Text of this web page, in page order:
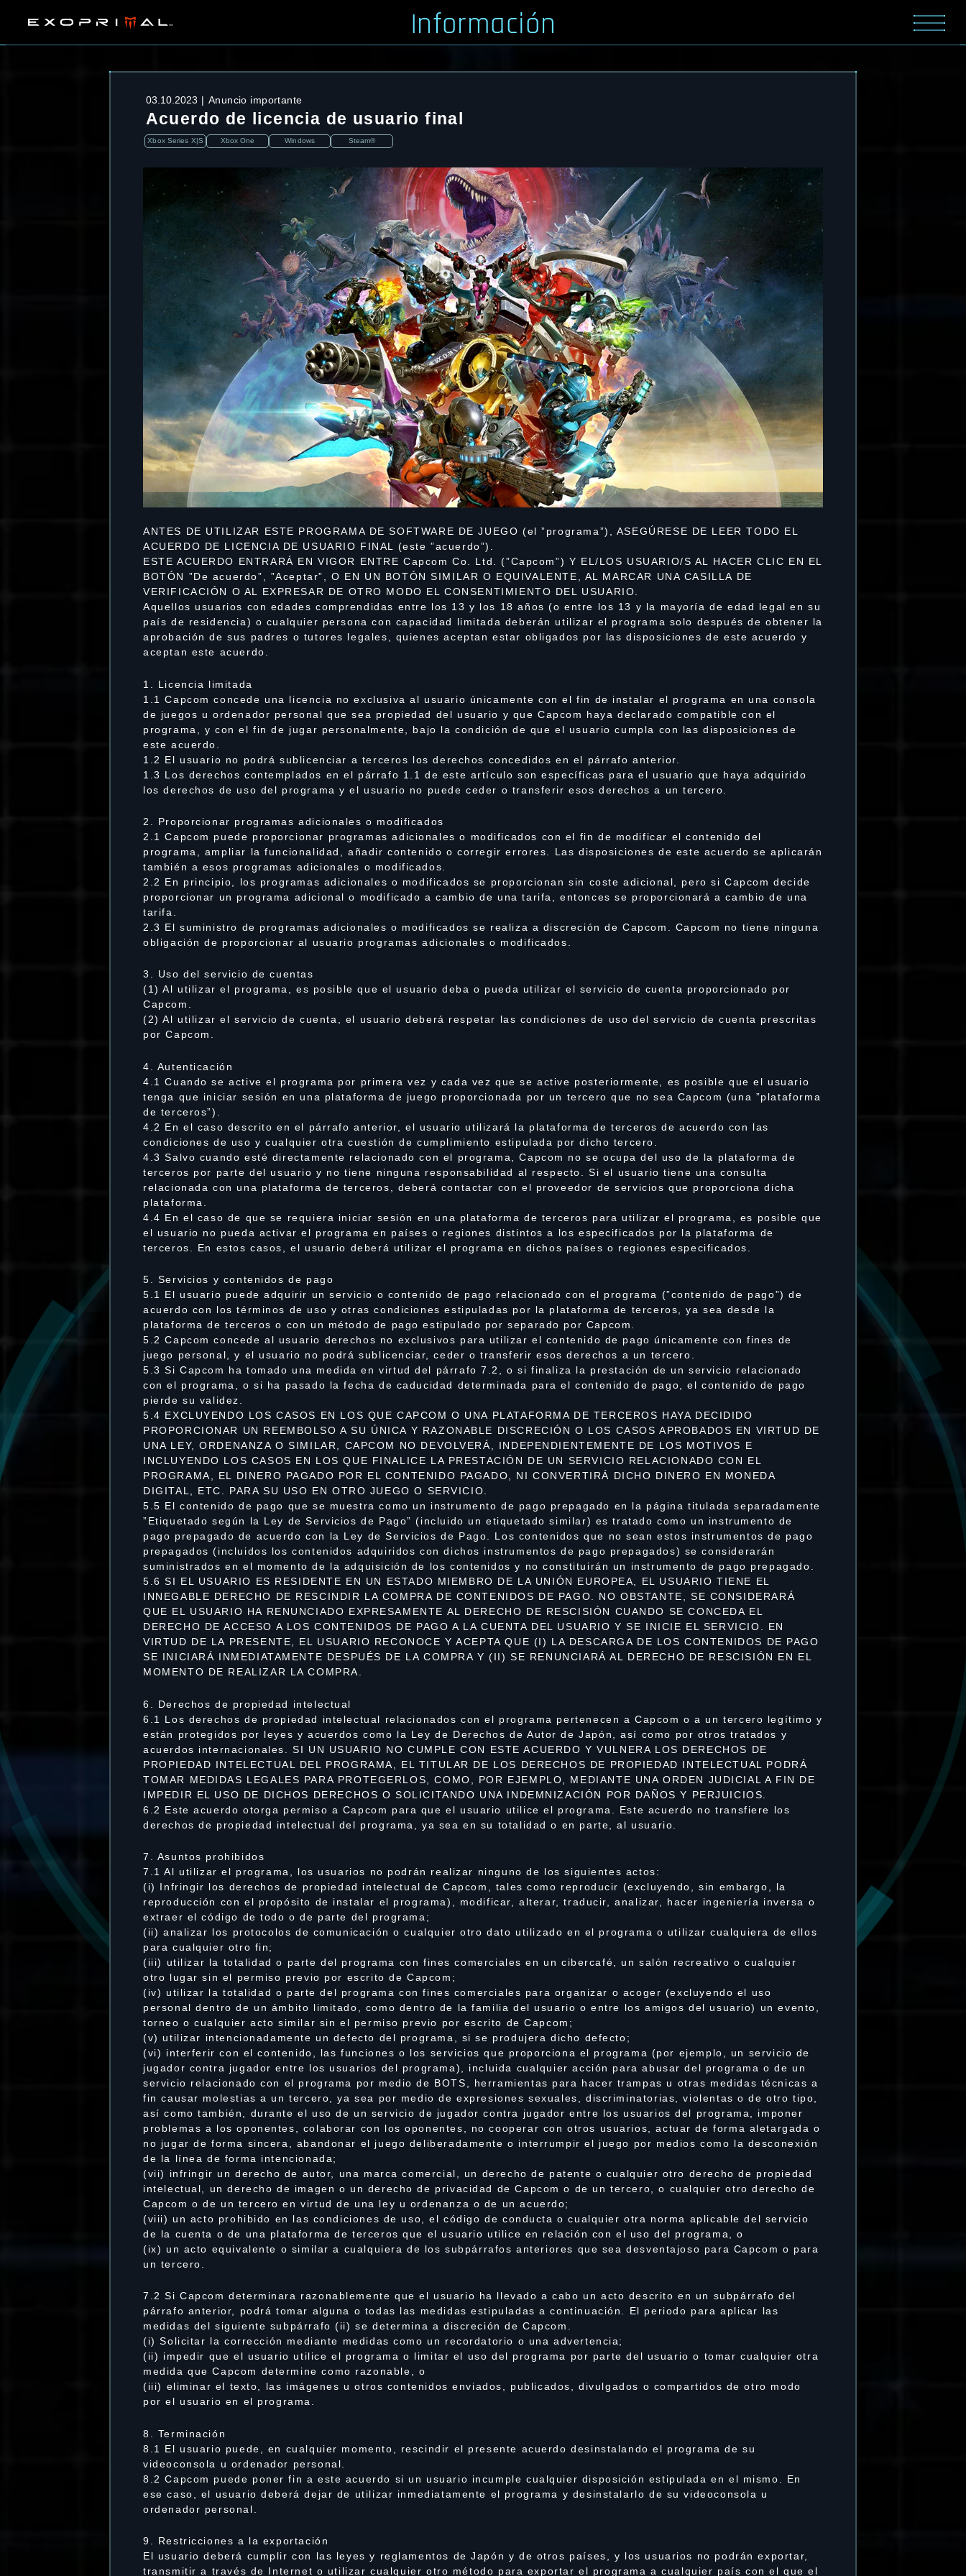
Información
03.10.2023 Anuncio importante
Acuerdo de licencia de usuario final
Xbox Series X|S Xbox One Windows Steam®
ANTES DE UTILIZAR ESTE PROGRAMA DE SOFTWARE DE JUEGO (el ”programa”), ASEGÚRESE DE LEER TODO EL
ACUERDO DE LICENCIA DE USUARIO FINAL (este ”acuerdo”).
ESTE ACUERDO ENTRARÁ EN VIGOR ENTRE Capcom Co. Ltd. (”Capcom”) Y EL/LOS USUARIO/S AL HACER CLIC EN EL
BOTÓN ”De acuerdo”, ”Aceptar”, O EN UN BOTÓN SIMILAR O EQUIVALENTE, AL MARCAR UNA CASILLA DE
VERIFICACIÓN O AL EXPRESAR DE OTRO MODO EL CONSENTIMIENTO DEL USUARIO.
Aquellos usuarios con edades comprendidas entre los 13 y los 18 años (o entre los 13 y la mayoría de edad legal en su
país de residencia) o cualquier persona con capacidad limitada deberán utilizar el programa solo después de obtener la
aprobación de sus padres o tutores legales, quienes aceptan estar obligados por las disposiciones de este acuerdo y
aceptan este acuerdo.
1. Licencia limitada
1.1 Capcom concede una licencia no exclusiva al usuario únicamente con el fin de instalar el programa en una consola
de juegos u ordenador personal que sea propiedad del usuario y que Capcom haya declarado compatible con el
programa, y con el fin de jugar personalmente, bajo la condición de que el usuario cumpla con las disposiciones de
este acuerdo.
1.2 El usuario no podrá sublicenciar a terceros los derechos concedidos en el párrafo anterior.
1.3 Los derechos contemplados en el párrafo 1.1 de este artículo son específicas para el usuario que haya adquirido
los derechos de uso del programa y el usuario no puede ceder o transferir esos derechos a un tercero.
2. Proporcionar programas adicionales o modificados
2.1 Capcom puede proporcionar programas adicionales o modificados con el fin de modificar el contenido del
programa, ampliar la funcionalidad, añadir contenido o corregir errores. Las disposiciones de este acuerdo se aplicarán
también a esos programas adicionales o modificados.
2.2 En principio, los programas adicionales o modificados se proporcionan sin coste adicional, pero si Capcom decide
proporcionar un programa adicional o modificado a cambio de una tarifa, entonces se proporcionará a cambio de una
tarifa.
2.3 El suministro de programas adicionales o modificados se realiza a discreción de Capcom. Capcom no tiene ninguna
obligación de proporcionar al usuario programas adicionales o modificados.
3. Uso del servicio de cuentas
(1) Al utilizar el programa, es posible que el usuario deba o pueda utilizar el servicio de cuenta proporcionado por
Capcom.
(2) Al utilizar el servicio de cuenta, el usuario deberá respetar las condiciones de uso del servicio de cuenta prescritas
por Capcom.
4. Autenticación
4.1 Cuando se active el programa por primera vez y cada vez que se active posteriormente, es posible que el usuario
tenga que iniciar sesión en una plataforma de juego proporcionada por un tercero que no sea Capcom (una ”plataforma
de terceros”).
4.2 En el caso descrito en el párrafo anterior, el usuario utilizará la plataforma de terceros de acuerdo con las
condiciones de uso y cualquier otra cuestión de cumplimiento estipulada por dicho tercero.
4.3 Salvo cuando esté directamente relacionado con el programa, Capcom no se ocupa del uso de la plataforma de
terceros por parte del usuario y no tiene ninguna responsabilidad al respecto. Si el usuario tiene una consulta
relacionada con una plataforma de terceros, deberá contactar con el proveedor de servicios que proporciona dicha
plataforma.
4.4 En el caso de que se requiera iniciar sesión en una plataforma de terceros para utilizar el programa, es posible que
el usuario no pueda activar el programa en países o regiones distintos a los especificados por la plataforma de
terceros. En estos casos, el usuario deberá utilizar el programa en dichos países o regiones especificados.
5. Servicios y contenidos de pago
5.1 El usuario puede adquirir un servicio o contenido de pago relacionado con el programa (”contenido de pago”) de
acuerdo con los términos de uso y otras condiciones estipuladas por la plataforma de terceros, ya sea desde la
plataforma de terceros o con un método de pago estipulado por separado por Capcom.
5.2 Capcom concede al usuario derechos no exclusivos para utilizar el contenido de pago únicamente con fines de
juego personal, y el usuario no podrá sublicenciar, ceder o transferir esos derechos a un tercero.
5.3 Si Capcom ha tomado una medida en virtud del párrafo 7.2, o si finaliza la prestación de un servicio relacionado
con el programa, o si ha pasado la fecha de caducidad determinada para el contenido de pago, el contenido de pago
pierde su validez.
5.4 EXCLUYENDO LOS CASOS EN LOS QUE CAPCOM O UNA PLATAFORMA DE TERCEROS HAYA DECIDIDO
PROPORCIONAR UN REEMBOLSO A SU ÚNICA Y RAZONABLE DISCRECIÓN O LOS CASOS APROBADOS EN VIRTUD DE
UNA LEY, ORDENANZA O SIMILAR, CAPCOM NO DEVOLVERÁ, INDEPENDIENTEMENTE DE LOS MOTIVOS E
INCLUYENDO LOS CASOS EN LOS QUE FINALICE LA PRESTACIÓN DE UN SERVICIO RELACIONADO CON EL
PROGRAMA, EL DINERO PAGADO POR EL CONTENIDO PAGADO, NI CONVERTIRÁ DICHO DINERO EN MONEDA
DIGITAL, ETC. PARA SU USO EN OTRO JUEGO O SERVICIO.
5.5 El contenido de pago que se muestra como un instrumento de pago prepagado en la página titulada separadamente
”Etiquetado según la Ley de Servicios de Pago” (incluido un etiquetado similar) es tratado como un instrumento de
pago prepagado de acuerdo con la Ley de Servicios de Pago. Los contenidos que no sean estos instrumentos de pago
prepagados (incluidos los contenidos adquiridos con dichos instrumentos de pago prepagados) se considerarán
suministrados en el momento de la adquisición de los contenidos y no constituirán un instrumento de pago prepagado.
5.6 SI EL USUARIO ES RESIDENTE EN UN ESTADO MIEMBRO DE LA UNIÓN EUROPEA, EL USUARIO TIENE EL
INNEGABLE DERECHO DE RESCINDIR LA COMPRA DE CONTENIDOS DE PAGO. NO OBSTANTE, SE CONSIDERARÁ
QUE EL USUARIO HA RENUNCIADO EXPRESAMENTE AL DERECHO DE RESCISIÓN CUANDO SE CONCEDA EL
DERECHO DE ACCESO A LOS CONTENIDOS DE PAGO A LA CUENTA DEL USUARIO Y SE INICIE EL SERVICIO. EN
VIRTUD DE LA PRESENTE, EL USUARIO RECONOCE Y ACEPTA QUE (I) LA DESCARGA DE LOS CONTENIDOS DE PAGO
SE INICIARÁ INMEDIATAMENTE DESPUÉS DE LA COMPRA Y (II) SE RENUNCIARÁ AL DERECHO DE RESCISIÓN EN EL
MOMENTO DE REALIZAR LA COMPRA.
6. Derechos de propiedad intelectual
6.1 Los derechos de propiedad intelectual relacionados con el programa pertenecen a Capcom o a un tercero legítimo y
están protegidos por leyes y acuerdos como la Ley de Derechos de Autor de Japón, así como por otros tratados y
acuerdos internacionales. SI UN USUARIO NO CUMPLE CON ESTE ACUERDO Y VULNERA LOS DERECHOS DE
PROPIEDAD INTELECTUAL DEL PROGRAMA, EL TITULAR DE LOS DERECHOS DE PROPIEDAD INTELECTUAL PODRÁ
TOMAR MEDIDAS LEGALES PARA PROTEGERLOS, COMO, POR EJEMPLO, MEDIANTE UNA ORDEN JUDICIAL A FIN DE
IMPEDIR EL USO DE DICHOS DERECHOS O SOLICITANDO UNA INDEMNIZACIÓN POR DAÑOS Y PERJUICIOS.
6.2 Este acuerdo otorga permiso a Capcom para que el usuario utilice el programa. Este acuerdo no transfiere los
derechos de propiedad intelectual del programa, ya sea en su totalidad o en parte, al usuario.
7. Asuntos prohibidos
7.1 Al utilizar el programa, los usuarios no podrán realizar ninguno de los siguientes actos:
(i) Infringir los derechos de propiedad intelectual de Capcom, tales como reproducir (excluyendo, sin embargo, la
reproducción con el propósito de instalar el programa), modificar, alterar, traducir, analizar, hacer ingeniería inversa o
extraer el código de todo o de parte del programa;
(ii) analizar los protocolos de comunicación o cualquier otro dato utilizado en el programa o utilizar cualquiera de ellos
para cualquier otro fin;
(iii) utilizar la totalidad o parte del programa con fines comerciales en un cibercafé, un salón recreativo o cualquier
otro lugar sin el permiso previo por escrito de Capcom;
(iv) utilizar la totalidad o parte del programa con fines comerciales para organizar o acoger (excluyendo el uso
personal dentro de un ámbito limitado, como dentro de la familia del usuario o entre los amigos del usuario) un evento,
torneo o cualquier acto similar sin el permiso previo por escrito de Capcom;
(v) utilizar intencionadamente un defecto del programa, si se produjera dicho defecto;
(vi) interferir con el contenido, las funciones o los servicios que proporciona el programa (por ejemplo, un servicio de
jugador contra jugador entre los usuarios del programa), incluida cualquier acción para abusar del programa o de un
servicio relacionado con el programa por medio de BOTS, herramientas para hacer trampas u otras medidas técnicas a
fin causar molestias a un tercero, ya sea por medio de expresiones sexuales, discriminatorias, violentas o de otro tipo,
así como también, durante el uso de un servicio de jugador contra jugador entre los usuarios del programa, imponer
problemas a los oponentes, colaborar con los oponentes, no cooperar con otros usuarios, actuar de forma aletargada o
no jugar de forma sincera, abandonar el juego deliberadamente o interrumpir el juego por medios como la desconexión
de la línea de forma intencionada;
(vii) infringir un derecho de autor, una marca comercial, un derecho de patente o cualquier otro derecho de propiedad
intelectual, un derecho de imagen o un derecho de privacidad de Capcom o de un tercero, o cualquier otro derecho de
Capcom o de un tercero en virtud de una ley u ordenanza o de un acuerdo;
(viii) un acto prohibido en las condiciones de uso, el código de conducta o cualquier otra norma aplicable del servicio
de la cuenta o de una plataforma de terceros que el usuario utilice en relación con el uso del programa, o
(ix) un acto equivalente o similar a cualquiera de los subpárrafos anteriores que sea desventajoso para Capcom o para
un tercero.
7.2 Si Capcom determinara razonablemente que el usuario ha llevado a cabo un acto descrito en un subpárrafo del
párrafo anterior, podrá tomar alguna o todas las medidas estipuladas a continuación. El periodo para aplicar las
medidas del siguiente subpárrafo (ii) se determina a discreción de Capcom.
(i) Solicitar la corrección mediante medidas como un recordatorio o una advertencia;
(ii) impedir que el usuario utilice el programa o limitar el uso del programa por parte del usuario o tomar cualquier otra
medida que Capcom determine como razonable, o
(iii) eliminar el texto, las imágenes u otros contenidos enviados, publicados, divulgados o compartidos de otro modo
por el usuario en el programa.
8. Terminación
8.1 El usuario puede, en cualquier momento, rescindir el presente acuerdo desinstalando el programa de su
videoconsola u ordenador personal.
8.2 Capcom puede poner fin a este acuerdo si un usuario incumple cualquier disposición estipulada en el mismo. En
ese caso, el usuario deberá dejar de utilizar inmediatamente el programa y desinstalarlo de su videoconsola u
ordenador personal.
9. Restricciones a la exportación
El usuario deberá cumplir con las leyes y reglamentos de Japón y de otros países, y los usuarios no podrán exportar,
transmitir a través de Internet o utilizar cualquier otro método para exportar el programa a cualquier país con el que el